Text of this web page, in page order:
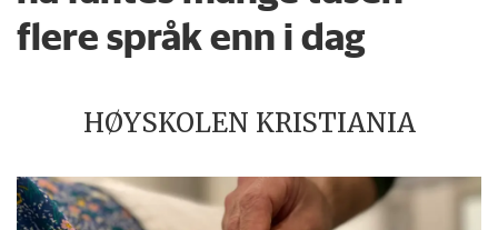
flere språk enn i dag
HØYSKOLEN KRISTIANIA